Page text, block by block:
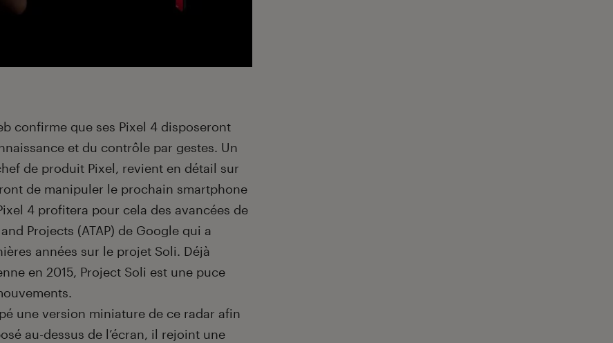
confirme que ses Pixel 4 disposeront
et du contrôle par gestes. Un
de produit Pixel, revient en détail sur
de manipuler le prochain smartphone
4 profitera pour cela des avancées de
Projects (ATAP) de Google qui a
années sur le projet Soli. Déjà
en 2015, Project Soli est une puce
une version miniature de ce radar afin
au-dessus de l’écran, il rejoint une